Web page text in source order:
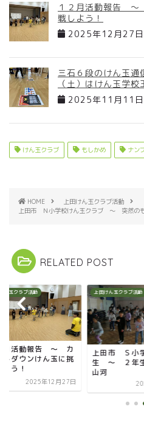
１２月活動報告 ～
戦しよう！
2025年12月27日
三石６段のけん玉
（土）はけん玉学
2025年11月11日
けん玉クラブ もしかめ ナン
HOME
上田けん玉クラブ活動
上田市 Ｎ小学校けん玉クラブ ～ 突然のも
RELATED POST
ん玉クラブ活動
月活動報告 ～ カ
トダウンけん玉に挑
う！
2025年12月27日
上田けん玉クラブ活動
上田市 Ｓ小
生 ～ ２年
山河